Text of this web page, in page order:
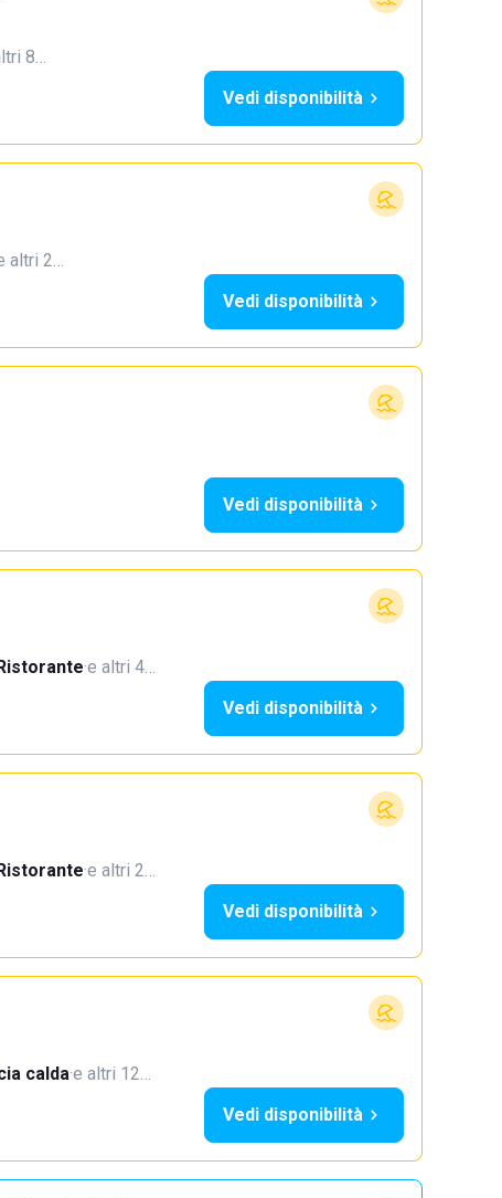
8…
Vedi disponibilità
altri 2…
Vedi disponibilità
Vedi disponibilità
·e altri 4…
Vedi disponibilità
·e altri 2…
Vedi disponibilità
calda·e altri 12…
Vedi disponibilità